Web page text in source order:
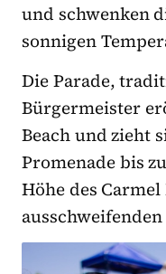
und schwenken
sonnigen
Die Parade,
Bürgermeister
Beach und zieht
Promenade bis
Höhe des